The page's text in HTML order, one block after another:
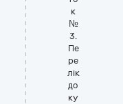
к
№
3.
Пе
ре
лік
до
ку